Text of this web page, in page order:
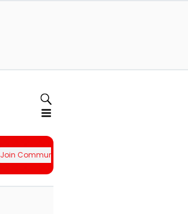
Join Community